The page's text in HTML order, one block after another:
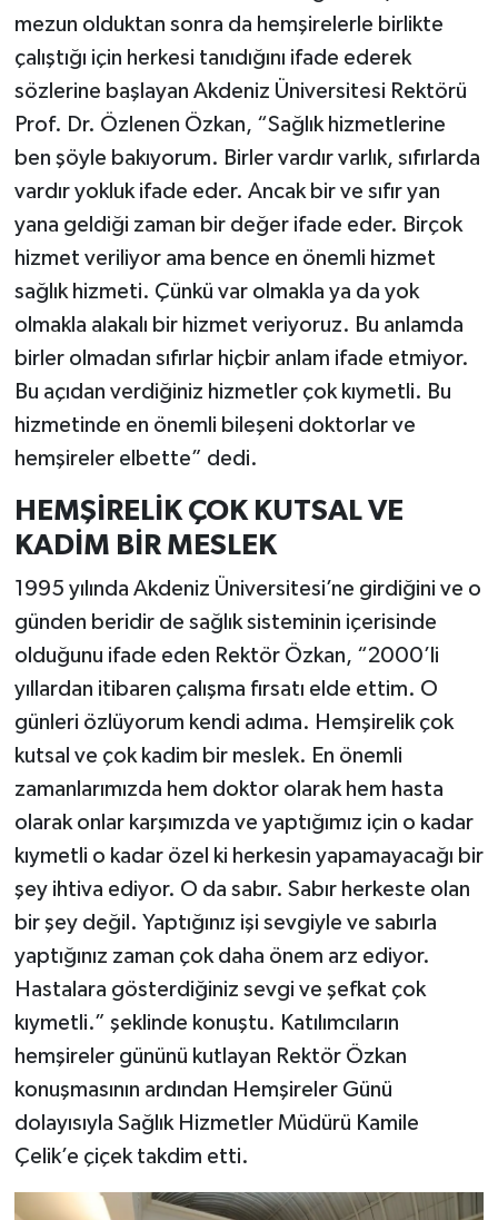
mezun olduktan sonra da hemşirelerle birlikte
çalıştığı için herkesi tanıdığını ifade ederek
sözlerine başlayan Akdeniz Üniversitesi Rektörü
Prof. Dr. Özlenen Özkan, “Sağlık hizmetlerine
ben şöyle bakıyorum. Birler vardır varlık, sıfırlarda
vardır yokluk ifade eder. Ancak bir ve sıfır yan
yana geldiği zaman bir değer ifade eder. Birçok
hizmet veriliyor ama bence en önemli hizmet
sağlık hizmeti. Çünkü var olmakla ya da yok
olmakla alakalı bir hizmet veriyoruz. Bu anlamda
birler olmadan sıfırlar hiçbir anlam ifade etmiyor.
Bu açıdan verdiğiniz hizmetler çok kıymetli. Bu
hizmetinde en önemli bileşeni doktorlar ve
hemşireler elbette” dedi.
HEMŞİRELİK ÇOK KUTSAL VE
KADİM BİR MESLEK
1995 yılında Akdeniz Üniversitesi’ne girdiğini ve o
günden beridir de sağlık sisteminin içerisinde
olduğunu ifade eden Rektör Özkan, “2000’li
yıllardan itibaren çalışma fırsatı elde ettim. O
günleri özlüyorum kendi adıma. Hemşirelik çok
kutsal ve çok kadim bir meslek. En önemli
zamanlarımızda hem doktor olarak hem hasta
olarak onlar karşımızda ve yaptığımız için o kadar
kıymetli o kadar özel ki herkesin yapamayacağı bir
şey ihtiva ediyor. O da sabır. Sabır herkeste olan
bir şey değil. Yaptığınız işi sevgiyle ve sabırla
yaptığınız zaman çok daha önem arz ediyor.
Hastalara gösterdiğiniz sevgi ve şefkat çok
kıymetli.” şeklinde konuştu. Katılımcıların
hemşireler gününü kutlayan Rektör Özkan
konuşmasının ardından Hemşireler Günü
dolayısıyla Sağlık Hizmetler Müdürü Kamile
Çelik’e çiçek takdim etti.